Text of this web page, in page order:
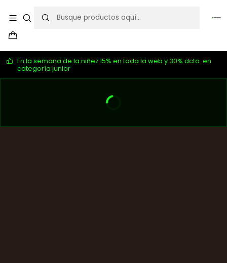
En la semana de la niñez 15% en toda la web y 30% dcto. en
categoría junior